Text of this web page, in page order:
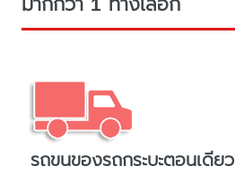
รถขนของรถกระบะตอนเดียว